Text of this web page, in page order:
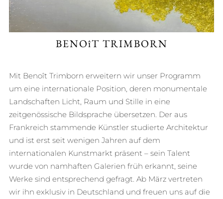
BENOîT TRIMBORN
Mit Benoît Trimborn erweitern wir unser Programm
um eine internationale Position, deren monumentale
Landschaften Licht, Raum und Stille in eine
zeitgenössische Bildsprache übersetzen. Der aus
Frankreich stammende Künstler studierte Architektur
und ist erst seit wenigen Jahren auf dem
internationalen Kunstmarkt präsent – sein Talent
wurde von namhaften Galerien früh erkannt, seine
Werke sind entsprechend gefragt. Ab März vertreten
wir ihn exklusiv in Deutschland und freuen uns auf die